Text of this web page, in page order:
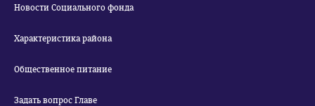
Новости Социального фонда
Характеристика района
Общественное питание
Задать вопрос Главе